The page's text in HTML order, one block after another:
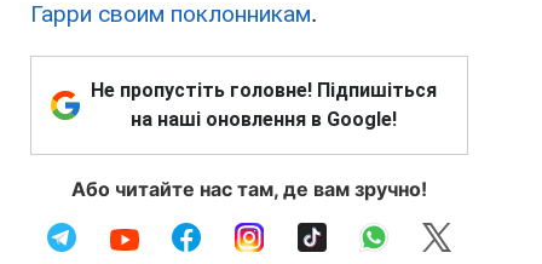
Гарри своим поклонникам.
Не пропустіть головне! Підпишіться
на наші оновлення в Google!
Або читайте нас там, де вам зручно!